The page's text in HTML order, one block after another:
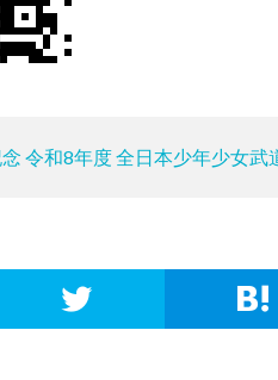
令和8年度 全日本少年少女武